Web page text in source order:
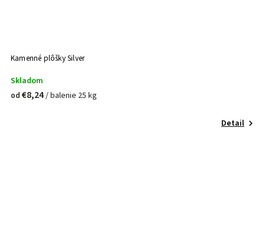
Kamenné plôšky Silver
Skladom
od €8,24/ balenie 25 kg
Detail